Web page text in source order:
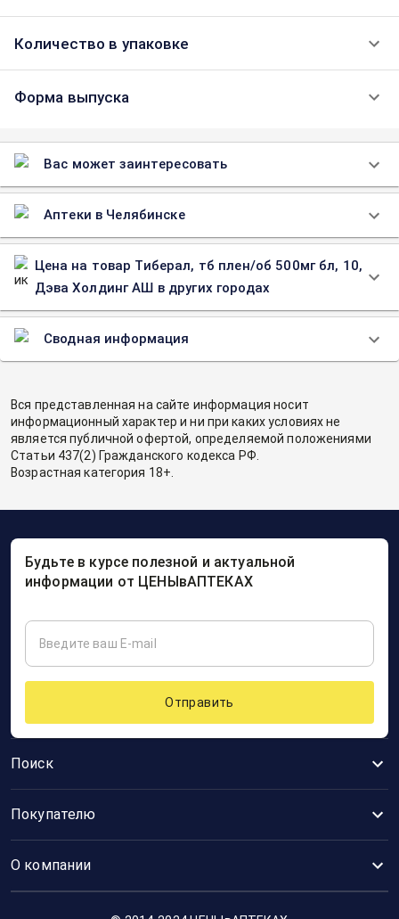
Количество в упаковке
Форма выпуска
Вас может заинтересовать
Аптеки в Челябинске
Цена на товар Тиберал, тб плен/об 500мг бл, 10,
Дэва Холдинг АШ в других городах
Сводная информация
Вся представленная на сайте информация носит
информационный характер и ни при каких условиях не
является публичной офертой, определяемой положениями
Статьи 437(2) Гражданского кодекса РФ.
Возрастная категория 18+.
Поиск
Покупателю
О компании
Будьте в курсе полезной и актуальной
информации от ЦЕНЫвАПТЕКАХ
Отправить